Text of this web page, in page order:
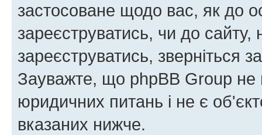
застосоване щодо вас, як до
зареєструватись, чи до
зареєструватись, зверніться
Зауважте, що phpBB Group не
юридичних питань і не є
вказаних нижче.